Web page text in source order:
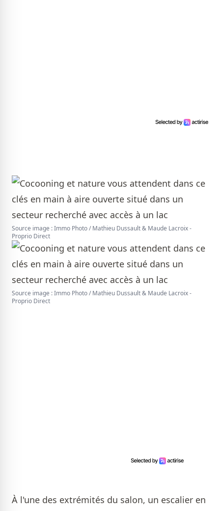
Source image : Immo Photo / Mathieu Dussault & Maude Lacroix -
Proprio Direct
Source image : Immo Photo / Mathieu Dussault & Maude Lacroix -
Proprio Direct
À l'une des extrémités du salon, un escalier en